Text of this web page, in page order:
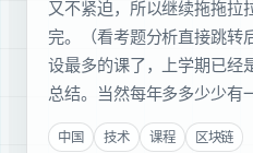
又不紧迫，所以继续拖拖拉
完。（看考题分析直接跳转
设最多的课了，上学期已经
总结。当然每年多多少少有
中国 技术 课程 区块链